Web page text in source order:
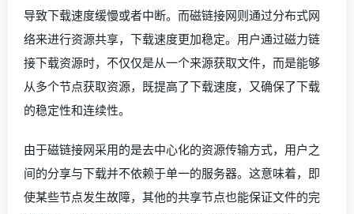
导致下载速度缓慢或者中断。而磁链接网则通过分布式网
络来进行资源共享，下载速度更加稳定。用户通过磁力链
接下载资源时，不仅仅是从一个来源获取文件，而是能够
从多个节点获取资源，既提高了下载速度，又确保了下载
的稳定性和连续性。
由于磁链接网采用的是去中心化的资源传输方式，用户之
间的分享与下载并不依赖于单一的服务器。这意味着，即
使某些节点发生故障，其他的共享节点也能保证文件的完